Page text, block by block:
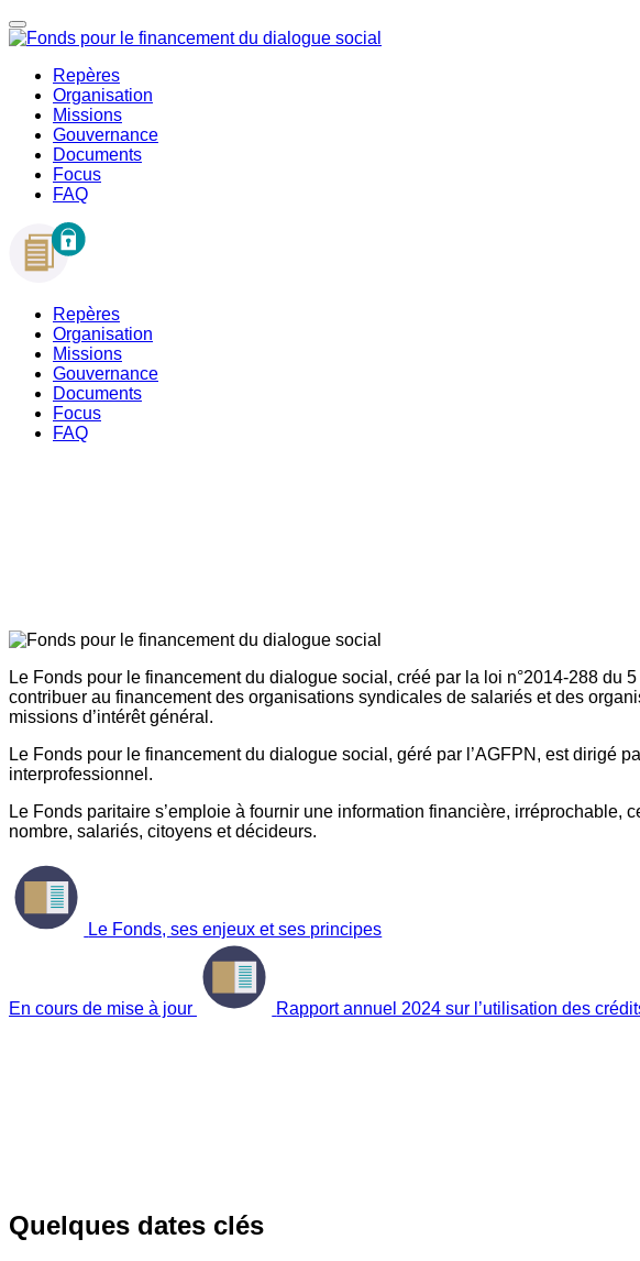
Repères
Organisation
Missions
Gouvernance
Documents
Focus
FAQ
Repères
Organisation
Missions
Gouvernance
Documents
Focus
FAQ
Le Fonds pour le financement du dialogue social, créé par la loi n°2014-288
contribuer au financement des organisations syndicales de salariés et des
missions d’intérêt général.
Le Fonds pour le financement du dialogue social, géré par l’AGFPN, est dirigé
interprofessionnel.
Le Fonds paritaire s’emploie à fournir une information financière,
nombre, salariés, citoyens et décideurs.
Le Fonds, ses enjeux et ses principes
En cours de mise à jour Rapport annuel 2024 sur l’utilisation des
Quelques dates clés